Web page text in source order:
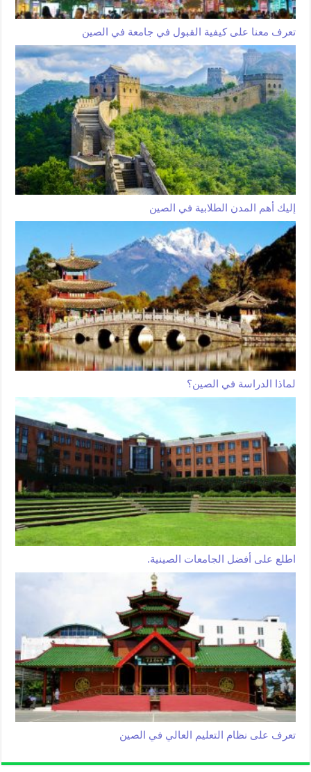
تعرف معنا على كيفية القبول في جامعة في الصين
إليك أهم المدن الطلابية في الصين
لماذا الدراسة في الصين؟
اطلع على أفضل الجامعات الصينية.
تعرف على نظام التعليم العالي في الصين